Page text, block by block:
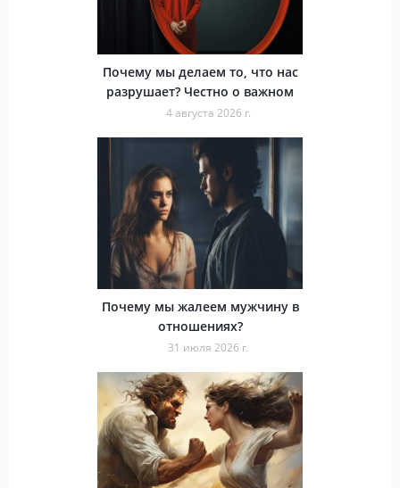
Почему мы делаем то, что нас
разрушает? Честно о важном
4 августа 2026 г.
Почему мы жалеем мужчину в
отношениях?
31 июля 2026 г.